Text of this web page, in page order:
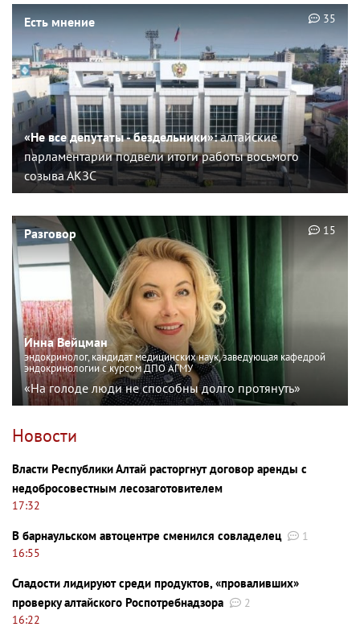
Есть мнение
«Не все депутаты - бездельники»:алтайские
парламентарии подвели итоги работы восьмого
созыва АКЗС
35
Разговор
Инна Вейцман
эндокринолог, кандидат медицинских наук, заведующая кафедрой
эндокринологии с курсом ДПО АГМУ
«На голоде люди не способны долго протянуть»
15
Новости
Власти Республики Алтай расторгнут договор аренды с
недобросовестным лесозаготовителем
17:32
В барнаульском автоцентре сменился совладелец
1
16:55
Сладости лидируют среди продуктов, «проваливших»
проверку алтайского Роспотребнадзора
2
16:22